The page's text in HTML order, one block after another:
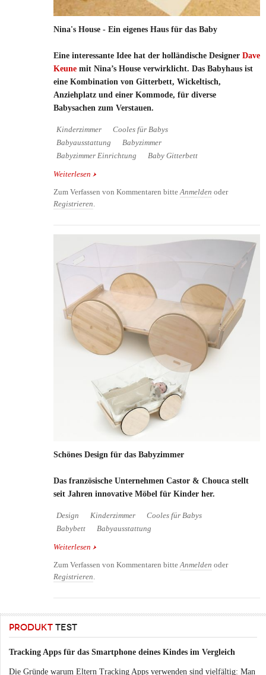
Nina's House - Ein eigenes Haus für das Baby
Eine interessante Idee hat der holländische Designer Dave
Keune mit Nina’s House verwirklicht. Das Babyhaus ist
eine Kombination von Gitterbett, Wickeltisch,
Anziehplatz und einer Kommode, für diverse
Babysachen zum Verstauen.
Kinderzimmer
Cooles für Babys
Babyausstattung
Babyzimmer
Babyzimmer Einrichtung
Baby Gitterbett
Weiterlesen über Nina's House - Ein eigenes Haus für das Baby
Zum Verfassen von Kommentaren bitteAnmelden oder
Registrieren.
Schönes Design für das Babyzimmer
Das französische Unternehmen Castor & Chouca stellt
seit Jahren innovative Möbel für Kinder her.
Design Kinderzimmer
Cooles für Babys
Babybett
Babyausstattung
Weiterlesen über Schönes Design für das Babyzimmer
Zum Verfassen von Kommentaren bitteAnmelden oder
Registrieren.
PRODUKT TEST
Tracking Apps für das Smartphone deines Kindes im Vergleich
Die Gründe warum Eltern Tracking Apps verwenden sind vielfältig: Man